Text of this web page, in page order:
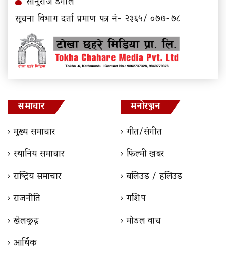
सूचना विभाग दर्ता प्रमाण पत्र नं- २३६५/ ०७७-७८
समाचार
मुख्य समाचार
स्थानिय समाचार
राष्ट्रिय समाचार
राजनीति
खेलकुद़़
आर्थिक
मनोरञ्जन
गीत/संगीत
फिल्मी खबर
बलिउड / हलिउड
गशिप
माेडल वाच